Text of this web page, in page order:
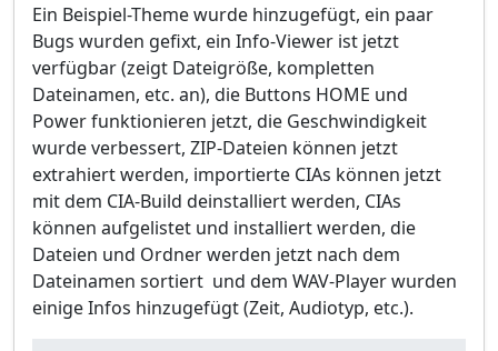
Ein Beispiel-Theme wurde hinzugefügt, ein paar
Bugs wurden gefixt, ein Info-Viewer ist jetzt
verfügbar (zeigt Dateigröße, kompletten
Dateinamen, etc. an), die Buttons HOME und
Power funktionieren jetzt, die Geschwindigkeit
wurde verbessert, ZIP-Dateien können jetzt
extrahiert werden, importierte CIAs können jetzt
mit dem CIA-Build deinstalliert werden, CIAs
können aufgelistet und installiert werden, die
Dateien und Ordner werden jetzt nach dem
Dateinamen sortiert und dem WAV-Player wurden
einige Infos hinzugefügt (Zeit, Audiotyp, etc.).